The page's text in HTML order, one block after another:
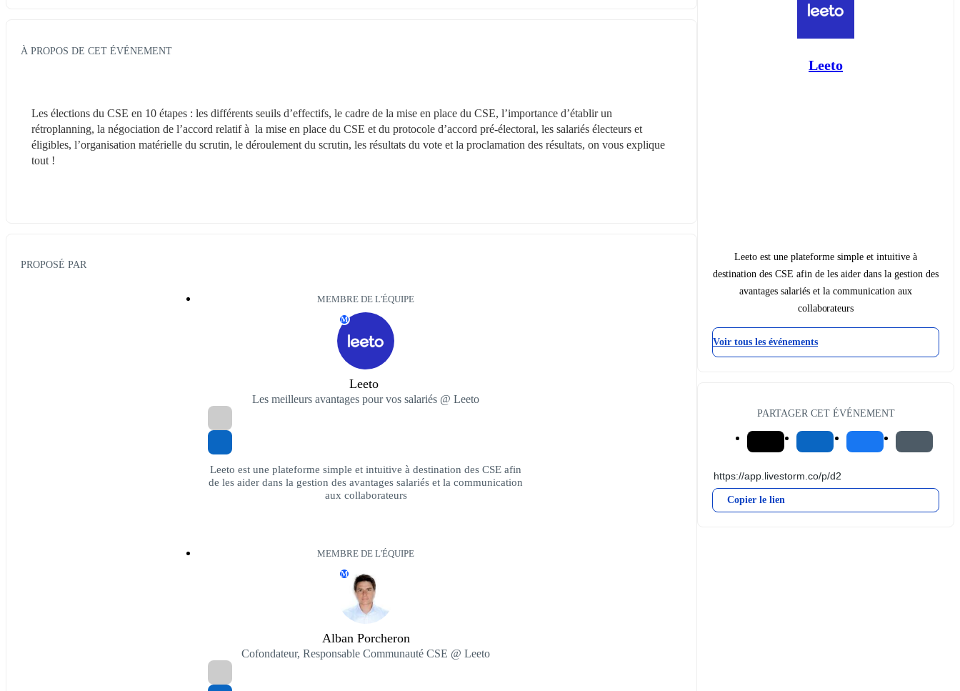
À PROPOS DE CET ÉVÉNEMENT
Les élections du CSE en 10 étapes : les différents seuils d’effectifs, le cadre de la mise en place du CSE, l’importance d’établir un
rétroplanning, la négociation de l’accord relatif à  la mise en place du CSE et du protocole d’accord pré-électoral, les salariés électeurs et
éligibles, l’organisation matérielle du scrutin, le déroulement du scrutin, les résultats du vote et la proclamation des résultats, on vous explique
tout !
PROPOSÉ PAR
MEMBRE DE L'ÉQUIPE
M
Leeto ‎
Les meilleurs avantages pour vos salariés @ Leeto
Leeto est une plateforme simple et intuitive à destination des CSE afin
de les aider dans la gestion des avantages salariés et la communication
aux collaborateurs
MEMBRE DE L'ÉQUIPE
M
Alban Porcheron
Cofondateur, Responsable Communauté CSE @ Leeto
Leeto
Leeto est une plateforme simple et intuitive à
destination des CSE afin de les aider dans la gestion des
avantages salariés et la communication aux
collaborateurs
Voir tous les événements
PARTAGER CET ÉVÉNEMENT
Copier le lien